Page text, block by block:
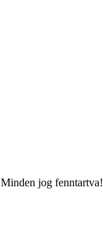
jog fenntartva!